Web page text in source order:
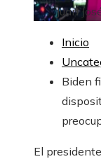
Juan
Inicio
Biden
El